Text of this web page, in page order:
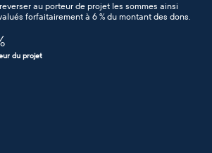
au porteur de projet les sommes ainsi
forfaitairement à 6 % du montant des dons.
du projet